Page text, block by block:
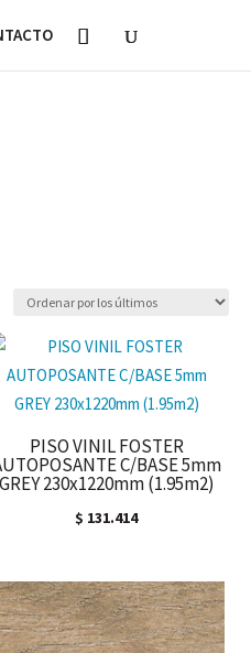
PISO VINIL FOSTER
C/BASE 5mm
GREY 230x1220mm (1.95m2)
$ 131.414